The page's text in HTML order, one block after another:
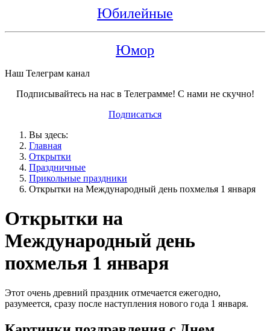
Юбилейные
Юмор
Наш Телеграм канал
Подписывайтесь на нас в Телеграмме! С нами не скучно!
Подписаться
Вы здесь:
Главная
Открытки
Праздничные
Прикольные праздники
Открытки на Международный день похмелья 1 января
Открытки на
Международный день
похмелья 1 января
Этот очень древний праздник отмечается ежегодно,
разумеется, сразу после наступления нового года 1 января.